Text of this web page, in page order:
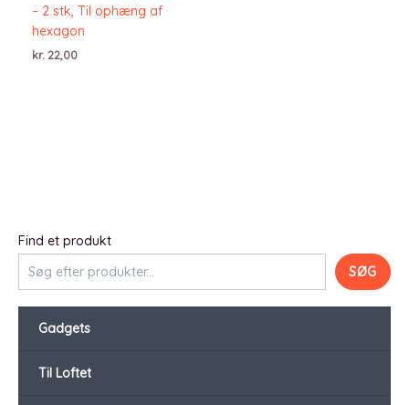
Find et produkt
SØG
Gadgets
Til Loftet
– 2 stk, Til ophæng af
hexagon
kr. 22,00